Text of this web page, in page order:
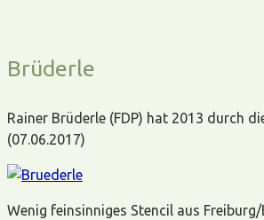
Brüderle
Rainer Brüderle (FDP) hat 2013 durch
(07.06.2017)
Wenig feinsinniges Stencil aus